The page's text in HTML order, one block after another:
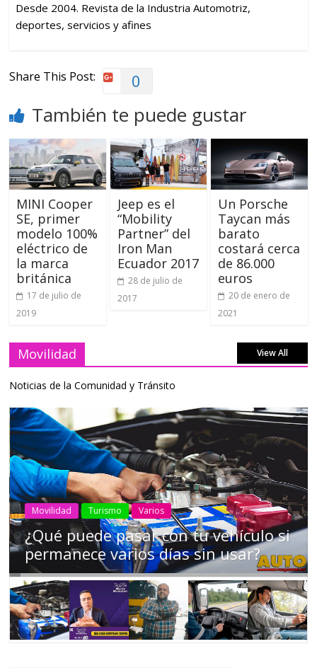
Desde 2004. Revista de la Industria Automotriz,
deportes, servicios y afines
Share This Post: 0
También te puede gustar
MINI Cooper
SE, primer
modelo 100%
eléctrico de
la marca
británica
17 de julio de
2019
Jeep es el
“Mobility
Partner” del
Iron Man
Ecuador 2017
28 de julio de
2017
Un Porsche
Taycan más
barato
costará cerca
de 86.000
euros
20 de enero de
2021
Movilidad View All
Noticias de la Comunidad y Tránsito
AEADE Industria Motociclismo Motos Movilidad
Campaña busca cambiar destino de
los motociclistas en la región